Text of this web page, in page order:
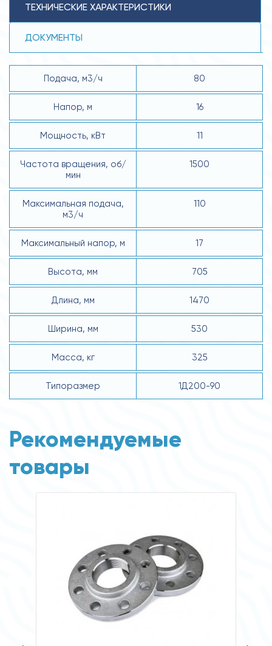
ТЕХНИЧЕСКИЕ ХАРАКТЕРИСТИКИ
ДОКУМЕНТЫ
Подача, м3/ч 80
Напор, м 16
Мощность, кВт 11
Частота вращения, об/
мин
1500
Максимальная подача,
м3/ч
110
Максимальный напор, м 17
Высота, мм 705
Длина, мм 1470
Ширина, мм 530
Масса, кг 325
Типоразмер 1Д200-90
Рекомендуемые
товары